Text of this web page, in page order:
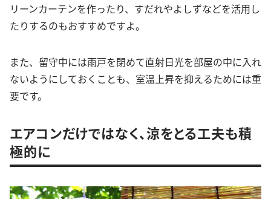
リーンカーテンを作ったり、すだれやよしずなどを活用し
たりするのもおすすめですよ。
また、留守中には雨戸を閉めて直射日光を部屋の中に入れ
ないようにしておくことも、室温上昇を抑えるためには重
要です。
エアコンだけではなく、涼をとる工夫も積
極的に